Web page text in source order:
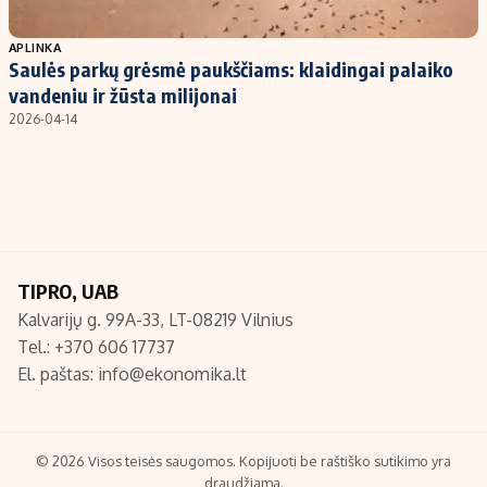
Populiarios temos
Investavimas
Akcijų rinka
Titulinis
Nedarbo išmokos skaičiuoklė
Redakcija
Turinio žymėjimo taisyklės
APLINKA
Saulės parkų grėsmė paukščiams: klaidingai palaiko
vandeniu ir žūsta milijonai
2026-04-14
TIPRO, UAB
Kalvarijų g. 99A-33, LT-08219 Vilnius
Tel.: +370 606 17737
El. paštas: info@ekonomika.lt
© 2026 Visos teisės saugomos. Kopijuoti be raštiško sutikimo yra
draudžiama.